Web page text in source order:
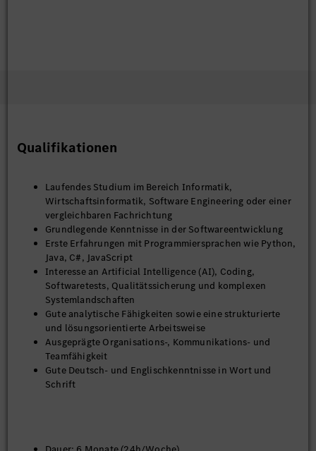
Qualifikationen
Laufendes Studium im Bereich Informatik,
Wirtschaftsinformatik, Software Engineering oder einer
vergleichbaren Fachrichtung
Grundlegende Kenntnisse in der Softwareentwicklung
Erste Erfahrungen mit Programmiersprachen wie Python,
Java, C#, JavaScript
Interesse an Artificial Intelligence (AI), Coding,
Softwaretests, Qualitätssicherung und komplexen
Systemlandschaften
Gute analytische Fähigkeiten sowie eine strukturierte
und lösungsorientierte Arbeitsweise
Ausgeprägte Organisations-, Kommunikations- und
Teamfähigkeit
Gute Deutsch- und Englischkenntnisse in Wort und
Schrift